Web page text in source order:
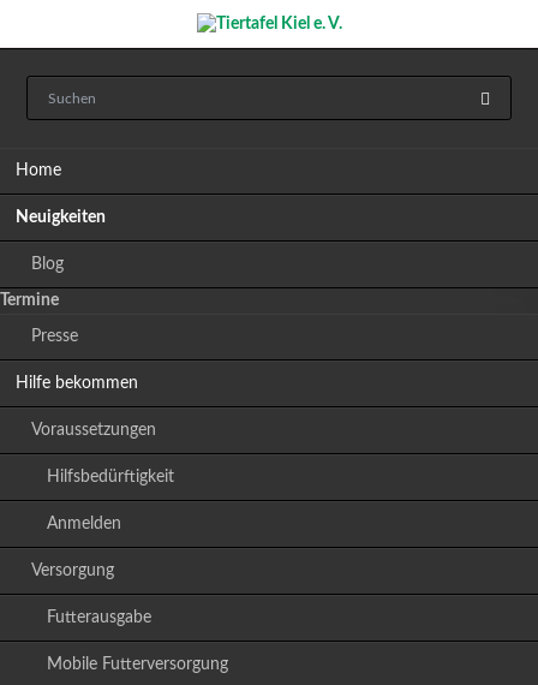
Home
Neuigkeiten
Blog
Termine
Presse
Hilfe bekommen
Voraussetzungen
Hilfsbedürftigkeit
Anmelden
Versorgung
Futterausgabe
Mobile Futterversorgung